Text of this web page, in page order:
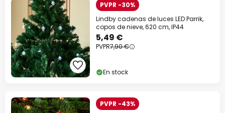
PVPR -30%
Lindby cadenas de luces LED Parrik,
copos de nieve, 620 cm, IP44
5,49 €
PVPR7,90 €
En stock
PVPR -43%